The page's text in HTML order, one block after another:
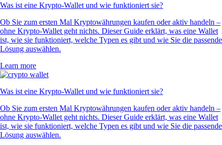
Was ist eine Krypto-Wallet und wie funktioniert sie?
Ob Sie zum ersten Mal Kryptowährungen kaufen oder aktiv handeln –
ohne Krypto-Wallet geht nichts. Dieser Guide erklärt, was eine Wallet
ist, wie sie funktioniert, welche Typen es gibt und wie Sie die passende
Lösung auswählen.
Learn more
Was ist eine Krypto-Wallet und wie funktioniert sie?
Ob Sie zum ersten Mal Kryptowährungen kaufen oder aktiv handeln –
ohne Krypto-Wallet geht nichts. Dieser Guide erklärt, was eine Wallet
ist, wie sie funktioniert, welche Typen es gibt und wie Sie die passende
Lösung auswählen.